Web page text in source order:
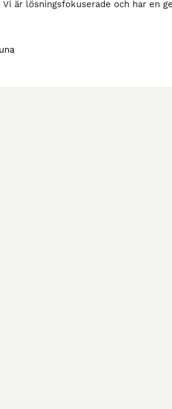
är lösningsfokuserade och har en
och mindre ridhall
sig trygga. Spolspilta med